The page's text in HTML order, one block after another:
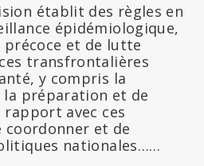
établit des règles en
épidémiologique,
précoce et de lutte
transfrontalières
y compris la
préparation et de
rapport avec ces
et de
nationales……